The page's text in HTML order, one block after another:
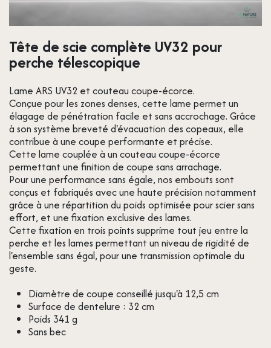
Tête de scie complète UV32 pour
perche télescopique
Lame ARS UV32 et couteau coupe-écorce.
Conçue pour les zones denses, cette lame permet un
élagage de pénétration facile et sans accrochage. Grâce
à son système breveté d'évacuation des copeaux, elle
contribue à une coupe performante et précise.
Cette lame couplée à un couteau coupe-écorce
permettant une finition de coupe sans arrachage.
Pour une performance sans égale, nos embouts sont
conçus et fabriqués avec une haute précision notamment
grâce à une répartition du poids optimisée pour scier sans
effort, et une fixation exclusive des lames.
Cette fixation en trois points supprime tout jeu entre la
perche et les lames permettant un niveau de rigidité de
l'ensemble sans égal, pour une transmission optimale du
geste.
Diamètre de coupe conseillé jusqu'à 12,5 cm
Surface de dentelure : 32 cm
Poids 341 g
Sans bec